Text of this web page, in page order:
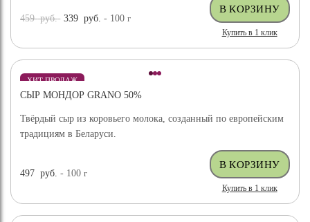
459руб. 339 руб. - 100г
Купить в 1 клик
ХИТ ПРОДАЖ
СЫР МОНДОР GRANO 50%
Твёрдый сыр из коровьего молока, созданный по европейским
традициям в Беларуси.
497 руб. - 100г
Купить в 1 клик